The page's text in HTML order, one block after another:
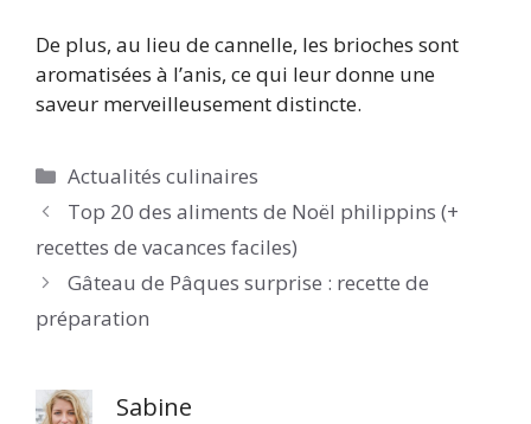
De plus, au lieu de cannelle, les brioches sont
aromatisées à l’anis, ce qui leur donne une
saveur merveilleusement distincte.
Catégories
Actualités culinaires
Top 20 des aliments de Noël philippins (+
recettes de vacances faciles)
Gâteau de Pâques surprise : recette de
préparation
Sabine